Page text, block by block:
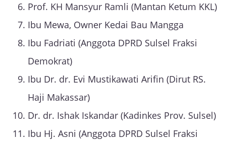
Prof. KH Mansyur Ramli (Mantan Ketum KKL)
Ibu Mewa, Owner Kedai Bau Mangga
Ibu Fadriati (Anggota DPRD Sulsel Fraksi
Demokrat)
Ibu Dr. dr. Evi Mustikawati Arifin (Dirut RS.
Haji Makassar)
Dr. dr. Ishak Iskandar (Kadinkes Prov. Sulsel)
Ibu Hj. Asni (Anggota DPRD Sulsel Fraksi